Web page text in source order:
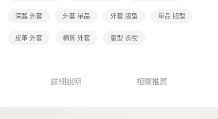
每筆NT$70，滿NT$1,000(含以上)免運費
宅配(黑貓宅急便)
深藍 外套 外套 單品 外套 版型 單品 版型
皮革 外套 棉質 外套 版型 衣物
詳細說明 相關推薦